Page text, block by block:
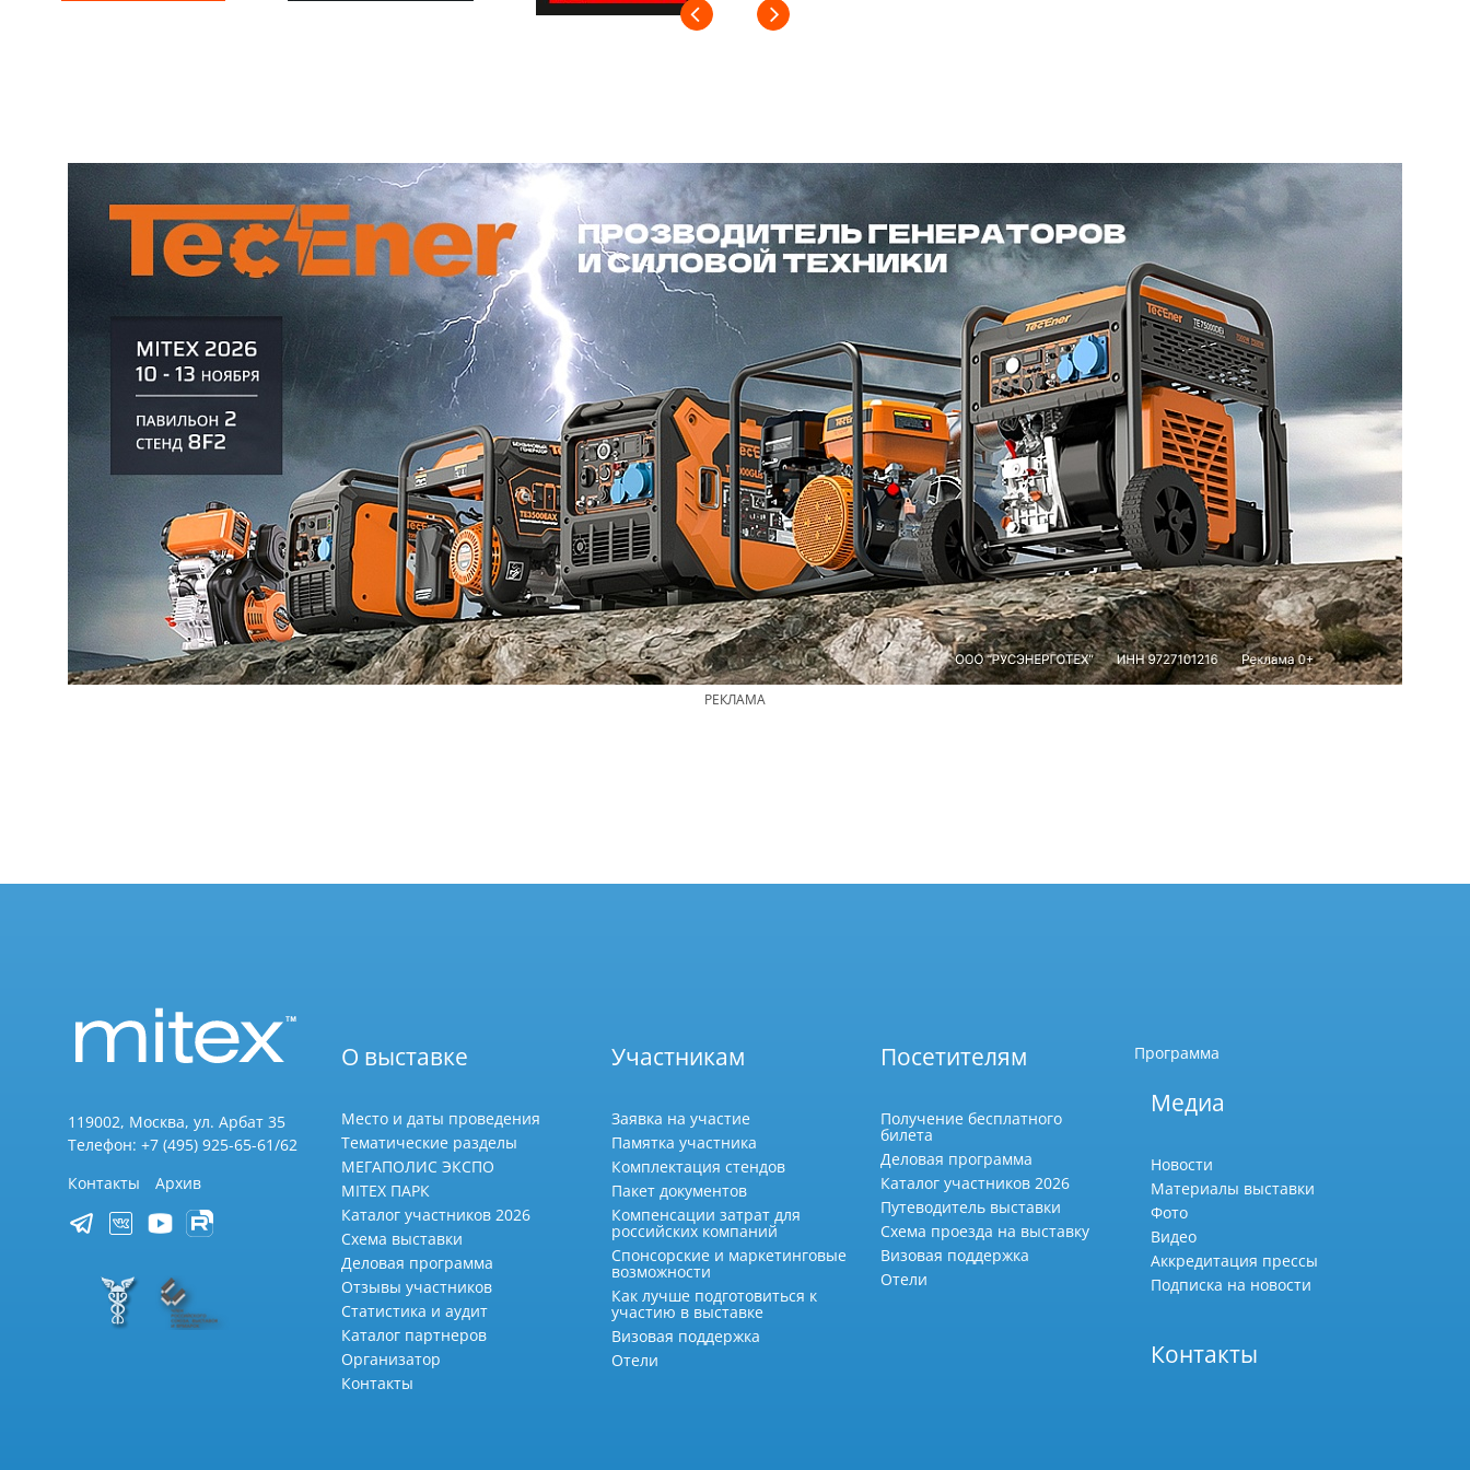
РЕКЛАМА
119002, Москва, ул. Арбат 35
Телефон: +7 (495) 925-65-61/62
Контакты
Архив
О выставке
Место и даты проведения
Тематические разделы
МЕГАПОЛИС ЭКСПО
MITEX ПАРК
Каталог участников 2026
Схема выставки
Деловая программа
Отзывы участников
Статистика и аудит
Каталог партнеров
Организатор
Контакты
Участникам
Заявка на участие
Памятка участника
Комплектация стендов
Пакет документов
Компенсации затрат для
российских компаний
Спонсорские и маркетинговые
возможности
Как лучше подготовиться к
участию в выставке
Визовая поддержка
Отели
Посетителям
Получение бесплатного
билета
Деловая программа
Каталог участников 2026
Путеводитель выставки
Схема проезда на выставку
Визовая поддержка
Отели
Программа
Медиа
Новости
Материалы выставки
Фото
Видео
Аккредитация прессы
Подписка на новости
Контакты